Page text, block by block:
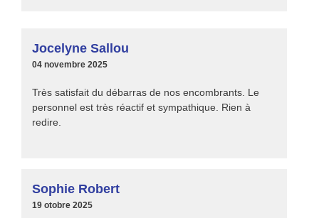
Jocelyne Sallou
04 novembre 2025
Très satisfait du débarras de nos encombrants. Le
personnel est très réactif et sympathique. Rien à
redire.
Sophie Robert
19 otobre 2025